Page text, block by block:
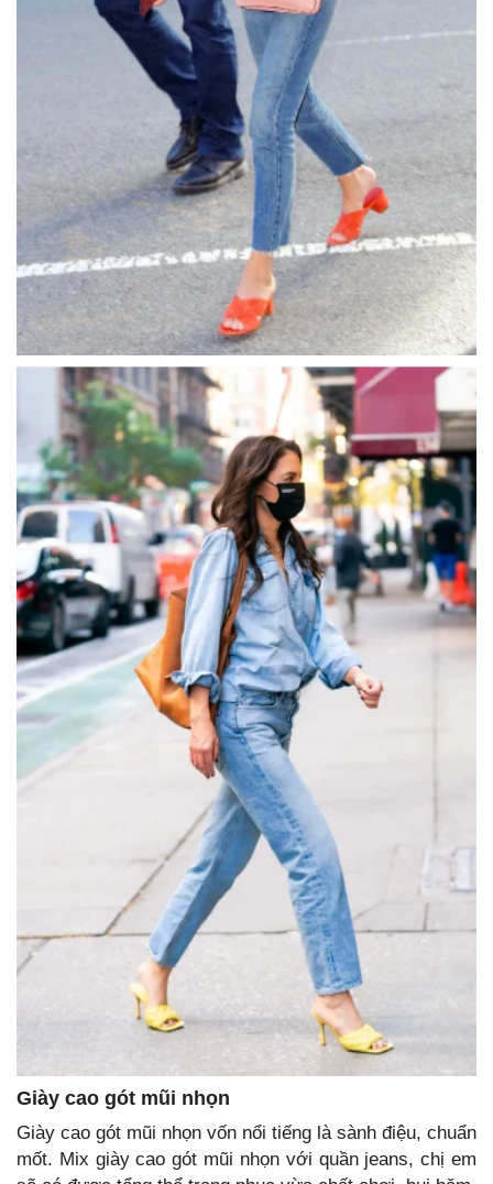
Giày cao gót mũi nhọn
Giày cao gót mũi nhọn vốn nổi tiếng là sành điệu, chuẩn
mốt. Mix giày cao gót mũi nhọn với quần jeans, chị em